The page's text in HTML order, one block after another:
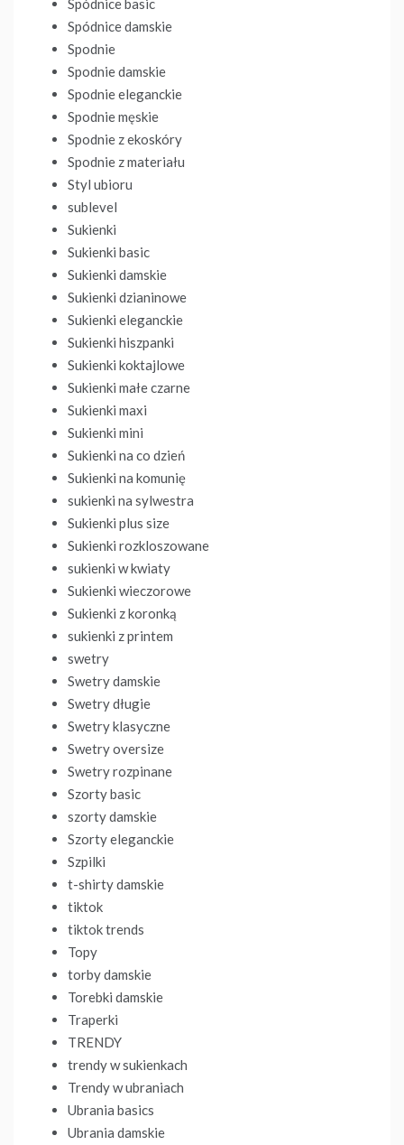
Spódnice basic
Spódnice damskie
Spodnie
Spodnie damskie
Spodnie eleganckie
Spodnie męskie
Spodnie z ekoskóry
Spodnie z materiału
Styl ubioru
sublevel
Sukienki
Sukienki basic
Sukienki damskie
Sukienki dzianinowe
Sukienki eleganckie
Sukienki hiszpanki
Sukienki koktajlowe
Sukienki małe czarne
Sukienki maxi
Sukienki mini
Sukienki na co dzień
Sukienki na komunię
sukienki na sylwestra
Sukienki plus size
Sukienki rozkloszowane
sukienki w kwiaty
Sukienki wieczorowe
Sukienki z koronką
sukienki z printem
swetry
Swetry damskie
Swetry długie
Swetry klasyczne
Swetry oversize
Swetry rozpinane
Szorty basic
szorty damskie
Szorty eleganckie
Szpilki
t-shirty damskie
tiktok
tiktok trends
Topy
torby damskie
Torebki damskie
Traperki
TRENDY
trendy w sukienkach
Trendy w ubraniach
Ubrania basics
Ubrania damskie